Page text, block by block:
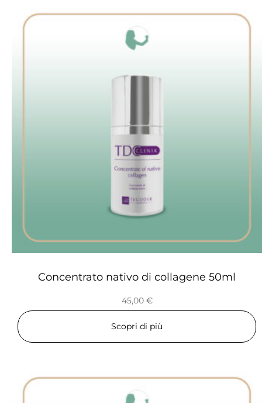
Concentrato nativo di collagene 50ml
45,00 €
Scopri di più